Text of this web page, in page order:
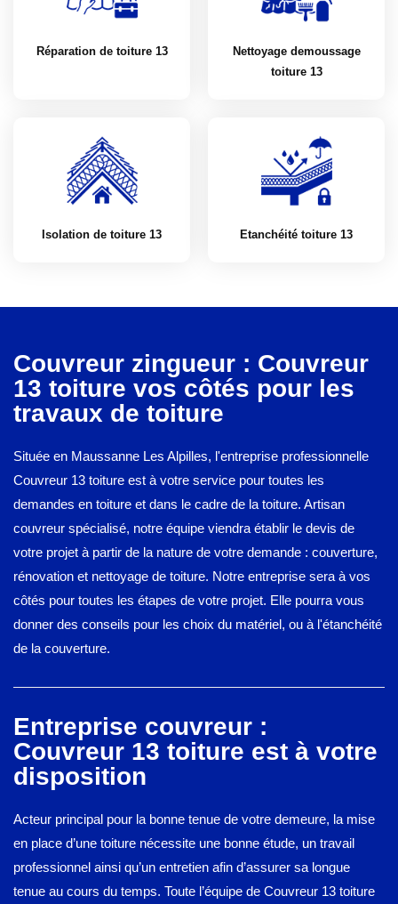
Réparation de toiture 13
Nettoyage demoussage
toiture 13
Isolation de toiture 13 Etanchéité toiture 13
Couvreur zingueur : Couvreur
13 toiture vos côtés pour les
travaux de toiture
Située en Maussanne Les Alpilles, l'entreprise professionnelle
Couvreur 13 toiture est à votre service pour toutes les
demandes en toiture et dans le cadre de la toiture. Artisan
couvreur spécialisé, notre équipe viendra établir le devis de
votre projet à partir de la nature de votre demande : couverture,
rénovation et nettoyage de toiture. Notre entreprise sera à vos
côtés pour toutes les étapes de votre projet. Elle pourra vous
donner des conseils pour les choix du matériel, ou à l'étanchéité
de la couverture.
Entreprise couvreur :
Couvreur 13 toiture est à votre
disposition
Acteur principal pour la bonne tenue de votre demeure, la mise
en place d’une toiture nécessite une bonne étude, un travail
professionnel ainsi qu’un entretien afin d’assurer sa longue
tenue au cours du temps. Toute l’équipe de Couvreur 13 toiture